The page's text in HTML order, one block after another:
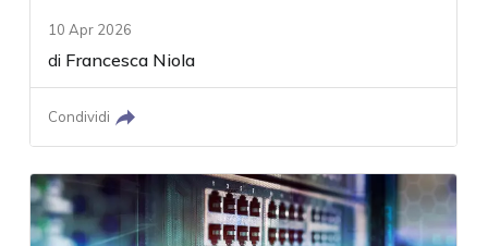
10 Apr 2026
di Francesca Niola
Condividi